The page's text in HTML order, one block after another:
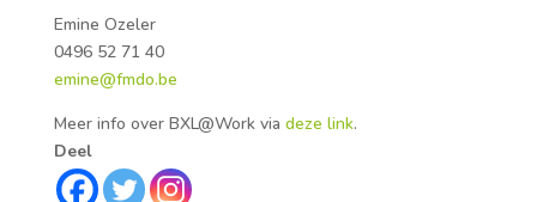
Emine Ozeler
0496 52 71 40
emine@fmdo.be
Meer info over BXL@Work via deze link.
Deel